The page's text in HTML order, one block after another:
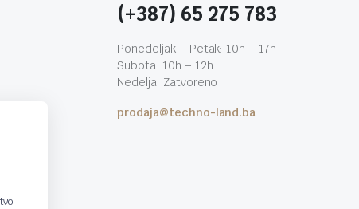
(+387) 65 275 783
Ponedeljak – Petak: 10h – 17h
Subota: 10h – 12h
Nedelja: Zatvoreno
prodaja@techno-land.ba